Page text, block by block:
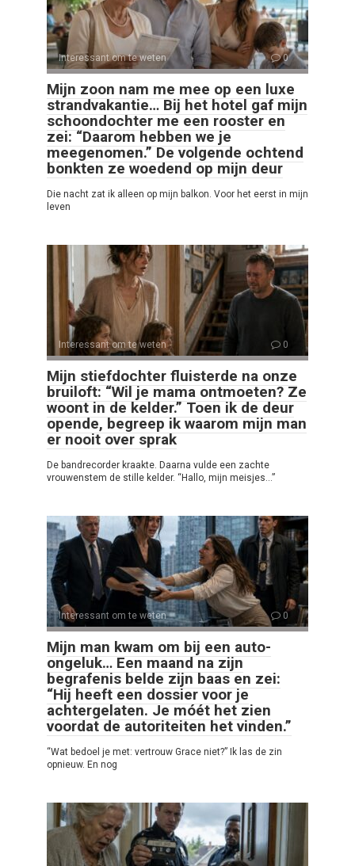
Interessant om te weten 0
Mijn zoon nam me mee op een luxe
strandvakantie… Bij het hotel gaf mijn
schoondochter me een rooster en
zei: “Daarom hebben we je
meegenomen.” De volgende ochtend
bonkten ze woedend op mijn deur
Die nacht zat ik alleen op mijn balkon. Voor het eerst in mijn
leven
Interessant om te weten 0
Mijn stiefdochter fluisterde na onze
bruiloft: “Wil je mama ontmoeten? Ze
woont in de kelder.” Toen ik de deur
opende, begreep ik waarom mijn man
er nooit over sprak
De bandrecorder kraakte. Daarna vulde een zachte
vrouwenstem de stille kelder. “Hallo, mijn meisjes…”
Interessant om te weten 0
Mijn man kwam om bij een auto-
ongeluk… Een maand na zijn
begrafenis belde zijn baas en zei:
“Hij heeft een dossier voor je
achtergelaten. Je móét het zien
voordat de autoriteiten het vinden.”
“Wat bedoel je met: vertrouw Grace niet?” Ik las de zin
opnieuw. En nog